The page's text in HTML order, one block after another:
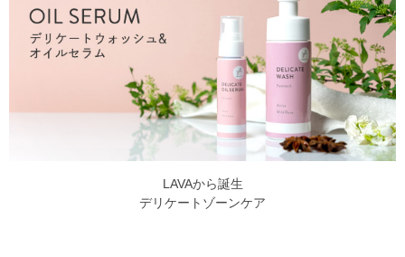
LAVAから誕生
デリケートゾーンケア